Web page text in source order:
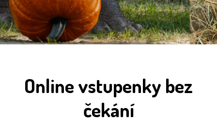
Online vstupenky bez
čekání